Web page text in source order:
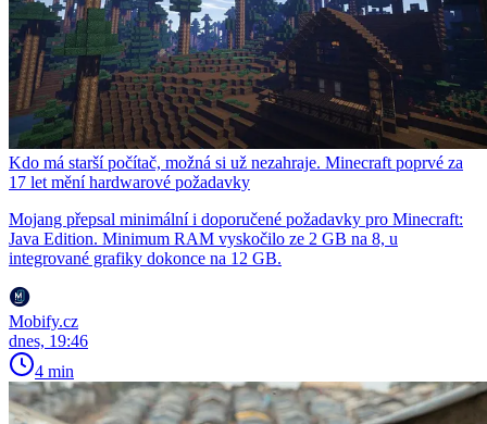
Kdo má starší počítač, možná si už nezahraje. Minecraft poprvé za
17 let mění hardwarové požadavky
Mojang přepsal minimální i doporučené požadavky pro Minecraft:
Java Edition. Minimum RAM vyskočilo ze 2 GB na 8, u
integrované grafiky dokonce na 12 GB.
Mobify.cz
dnes, 19:46
4 min